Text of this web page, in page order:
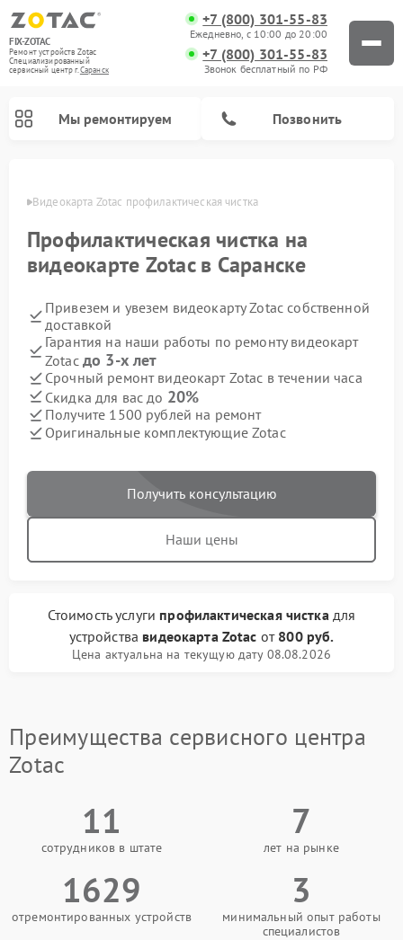
FIX-ZOTAC
Ремонт устройств Zotac
Специализированный
cервисный центр г.Саранск
+7 (800) 301-55-83
Ежедневно, с 10:00 до 20:00
+7 (800) 301-55-83
Звонок бесплатный по РФ
Мы ремонтируем Позвонить
Видеокарта Zotac профилактическая чистка
Профилактическая чистка на
видеокарте Zotac в Саранске
Привезем и увезем видеокарту Zotac собственной
доставкой
Гарантия на наши работы по ремонту видеокарт
Zotac до 3-х лет
Срочный ремонт видеокарт Zotac в течении часа
Скидка для вас до 20%
Получите 1500 рублей на ремонт
Оригинальные комплектующие Zotac
Получить консультацию
Наши цены
Стоимость услуги профилактическая чистка для
устройства видеокарта Zotac от 800 руб.
Цена актуальна на текущую дату 08.08.2026
Преимущества сервисного центра
Zotac
11
сотрудников в штате
7
лет на рынке
1629
отремонтированных устройств
3
минимальный опыт работы
специалистов